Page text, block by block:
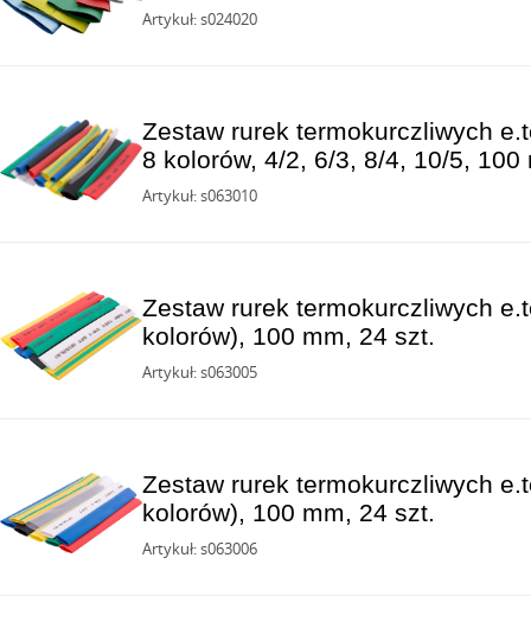
Artykuł: s024020
Zestaw rurek termokurczliwych
8 kolorów, 4/2, 6/3, 8/4, 10/5, 100
Artykuł: s063010
Zestaw rurek termokurczliwych
kolorów), 100 mm, 24 szt.
Artykuł: s063005
Zestaw rurek termokurczliwych
kolorów), 100 mm, 24 szt.
Artykuł: s063006